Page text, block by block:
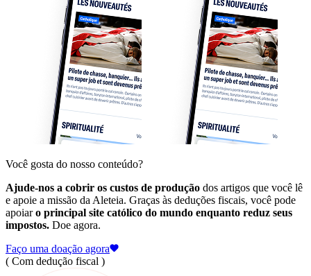
Você gosta do nosso conteúdo?
Ajude-nos a cobrir os custos de produção dos artigos que você lê
e apoie a missão da Aleteia. Graças às deduções fiscais, você pode
apoiaro principal site católico do mundo enquanto reduz seus
impostos. Doe agora.
Faço uma doação agora
( Com dedução fiscal )